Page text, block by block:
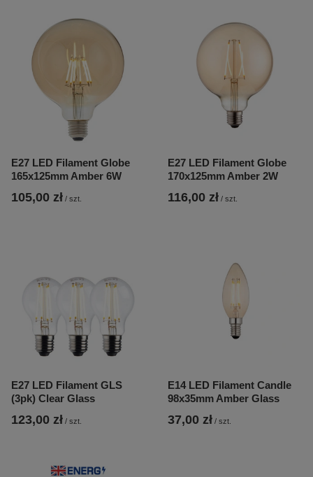
E27 LED Filament Globe
165x125mm Amber 6W
105,00 zł / szt.
E27 LED Filament Globe
170x125mm Amber 2W
116,00 zł / szt.
E27 LED Filament GLS
(3pk) Clear Glass
123,00 zł / szt.
E14 LED Filament Candle
98x35mm Amber Glass
37,00 zł / szt.